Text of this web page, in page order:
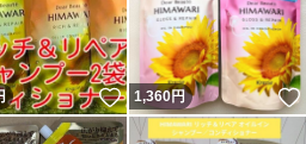
いいね！
1,360円